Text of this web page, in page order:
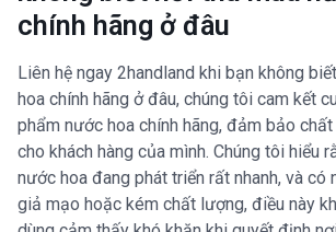
chính hãng ở đâu
Liên hệ ngay 2handland khi bạn không
hoa chính hãng ở đâu, chúng tôi cam kết
phẩm nước hoa chính hãng, đảm bảo
cho khách hàng của mình. Chúng tôi hiểu
nước hoa đang phát triển rất nhanh, và có
giả mạo hoặc kém chất lượng, điều này